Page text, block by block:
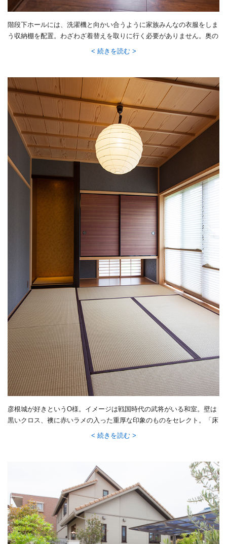
階段下ホールには、洗濯機と向かい合うように家族みんなの衣服をしま
う収納棚を配置。わざわざ着替えを取りに行く必要がありません。奥の
はき出し窓の向こうに物干し場があるので、洗って、干して、片付ける
続きを読む
彦根城が好きというO様。イメージは戦国時代の武将がいる和室。壁は
黒いクロス、襖に赤いラメの入った重厚な印象のものをセレクト。「床
の間には鎧兜をおきたい」と夢も広がります。普段は息子さんたちのお
続きを読む